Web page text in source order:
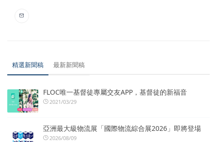
精選新聞稿 最新新聞稿
FLOC唯一基督徒專屬交友APP，基督徒的新福音
2021/03/29
亞洲最大級物流展「國際物流綜合展2026」即將登場
2026/08/09